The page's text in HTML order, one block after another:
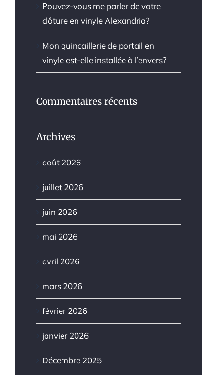
Pouvez-vous me parler de votre
clôture en vinyle Alexandria?
Mon quincaillerie de portail en
vinyle est-elle installée à l’envers?
Commentaires récents
Archives
août 2026
juillet 2026
juin 2026
mai 2026
avril 2026
mars 2026
février 2026
janvier 2026
Décembre 2025